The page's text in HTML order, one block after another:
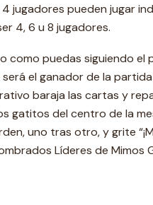
jugadores pueden jugar
4, 6 u 8 jugadores.
puedas siguiendo el
el ganador de la
baraja las cartas y
gatitos del centro de la
uno tras otro, y grite
Líderes de Mimos